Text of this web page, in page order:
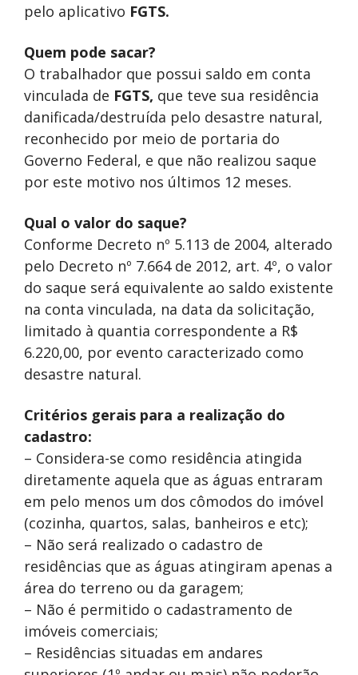
pelo aplicativo FGTS.
Quem pode sacar?
O trabalhador que possui saldo em conta
vinculada de FGTS, que teve sua residência
danificada/destruída pelo desastre natural,
reconhecido por meio de portaria do
Governo Federal, e que não realizou saque
por este motivo nos últimos 12 meses.
Qual o valor do saque?
Conforme Decreto nº 5.113 de 2004, alterado
pelo Decreto nº 7.664 de 2012, art. 4º, o valor
do saque será equivalente ao saldo existente
na conta vinculada, na data da solicitação,
limitado à quantia correspondente a R$
6.220,00, por evento caracterizado como
desastre natural.
Critérios gerais para a realização do
cadastro:
– Considera-se como residência atingida
diretamente aquela que as águas entraram
em pelo menos um dos cômodos do imóvel
(cozinha, quartos, salas, banheiros e etc);
– Não será realizado o cadastro de
residências que as águas atingiram apenas a
área do terreno ou da garagem;
– Não é permitido o cadastramento de
imóveis comerciais;
– Residências situadas em andares